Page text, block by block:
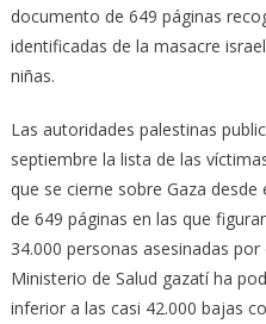
documento de 649 páginas
identificadas de la masacre
niñas.
Las autoridades palestinas
septiembre la lista de las
que se cierne sobre Gaza
de 649 páginas en las que
34.000 personas asesinadas
Ministerio de Salud gazatí ha
inferior a las casi 42.000 bajas